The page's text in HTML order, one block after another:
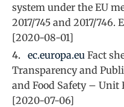
system under the EU
2017/745 and 2017/746.
[2020-08-01]
ec.europa.eu Fact
Transparency and
and Food Safety – Unit
[2020-07-06]